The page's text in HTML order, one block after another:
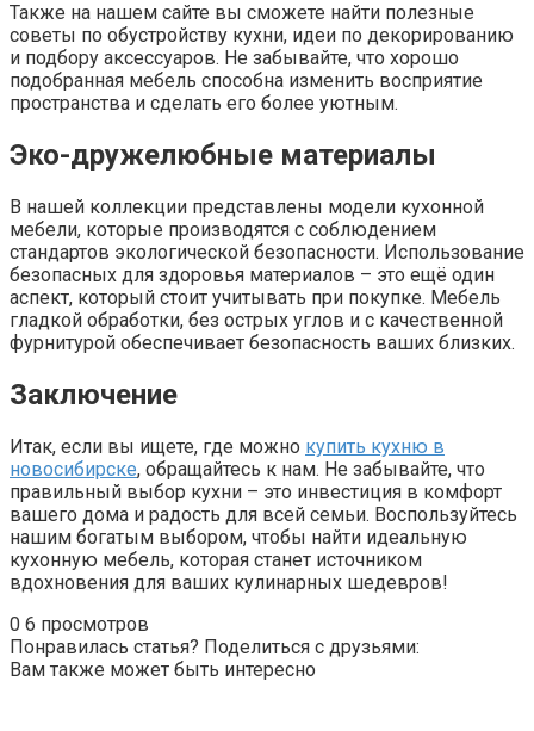
Также на нашем сайте вы сможете найти полезные
советы по обустройству кухни, идеи по декорированию
и подбору аксессуаров. Не забывайте, что хорошо
подобранная мебель способна изменить восприятие
пространства и сделать его более уютным.
Эко-дружелюбные материалы
В нашей коллекции представлены модели кухонной
мебели, которые производятся с соблюдением
стандартов экологической безопасности. Использование
безопасных для здоровья материалов – это ещё один
аспект, который стоит учитывать при покупке. Мебель
гладкой обработки, без острых углов и с качественной
фурнитурой обеспечивает безопасность ваших близких.
Заключение
Итак, если вы ищете, где можно купить кухню в
новосибирске, обращайтесь к нам. Не забывайте, что
правильный выбор кухни – это инвестиция в комфорт
вашего дома и радость для всей семьи. Воспользуйтесь
нашим богатым выбором, чтобы найти идеальную
кухонную мебель, которая станет источником
вдохновения для ваших кулинарных шедевров!
0 6 просмотров
Понравилась статья? Поделиться с друзьями:
Вам также может быть интересно